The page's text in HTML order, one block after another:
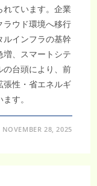
れています。企業
ラウド環境へ移行
ルインフラの基幹
、スマートシテ
の台頭により、前
張性・省エネルギ
す。
NOVEMBER 28, 2025